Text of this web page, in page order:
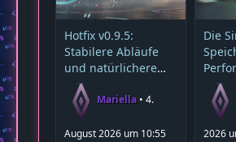
Hotfix v0.9.5:
Stabilere Abläufe
und natürlichere
Autonomie der Zois
Mariella 4.
August 2026 um 10:55
Die
und
2026